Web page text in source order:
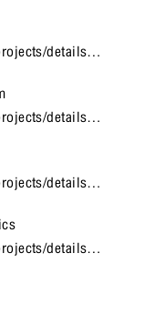
details…
details…
details…
details…